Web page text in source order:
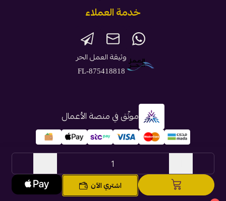
اشتري الآن
خدمة العملاء
وثيقة العمل الحر
FL-875418818
موثّق في منصة الأعمال
الحقوق محفوظة | 2026 بطاقة ستور